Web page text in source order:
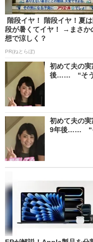
階段イヤ！ 階段イヤ！夏
段が暑くてイヤ！ →まさか
想で涼しく？
PR(ねとらぼ)
初めて夫の
後…… “そう
初めて夫の
9年後…… “